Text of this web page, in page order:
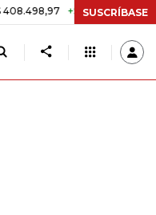
+$ 8.753,81 +2,19%
SUSCRÍBASE